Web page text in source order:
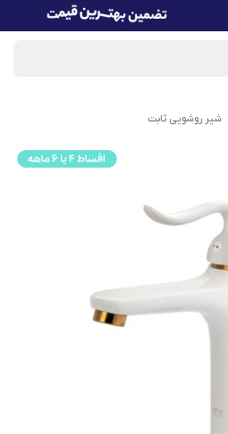
شیر روشویی ثابت